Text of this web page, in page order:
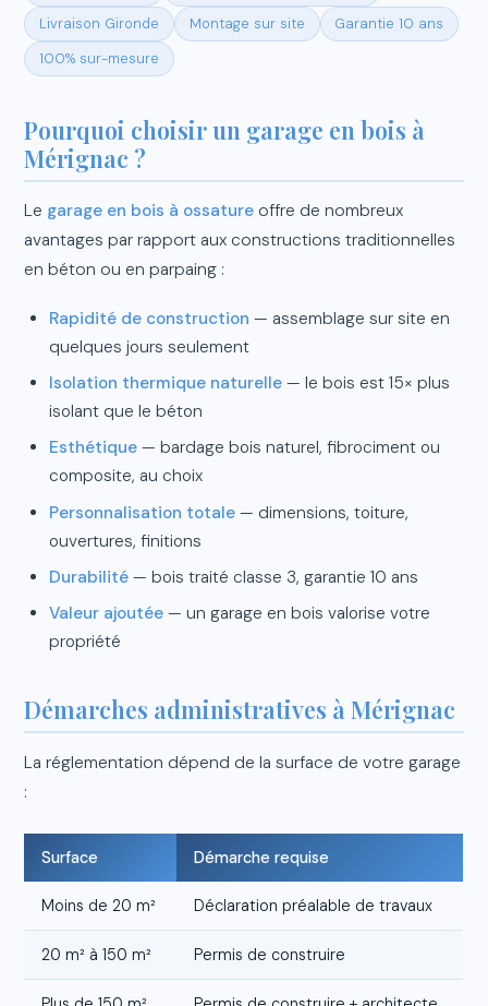
Livraison Gironde
Montage sur site
Garantie 10 ans
100% sur-mesure
Pourquoi choisir un garage en bois à
Mérignac ?
Le garage en bois à ossature offre de nombreux
avantages par rapport aux constructions traditionnelles
en béton ou en parpaing :
Rapidité de construction — assemblage sur site en
quelques jours seulement
Isolation thermique naturelle— le bois est 15× plus
isolant que le béton
Esthétique— bardage bois naturel, fibrociment ou
composite, au choix
Personnalisation totale— dimensions, toiture,
ouvertures, finitions
Durabilité— bois traité classe 3, garantie 10 ans
Valeur ajoutée— un garage en bois valorise votre
propriété
Démarches administratives à Mérignac
La réglementation dépend de la surface de votre garage
:
Surface Démarche requise
Moins de 20 m² Déclaration préalable de travaux
20 m² à 150 m² Permis de construire